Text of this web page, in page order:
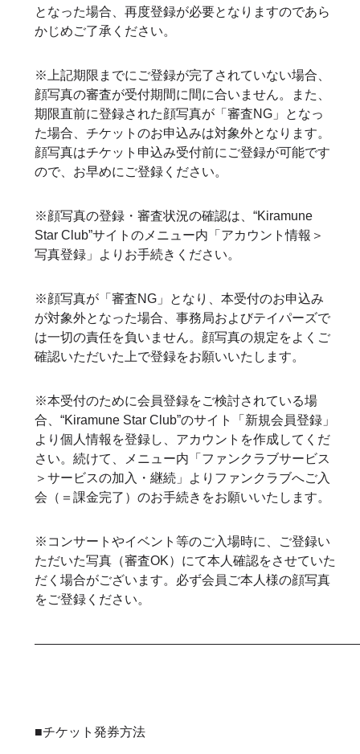
となった場合、再度登録が必要となりますのであら
かじめご了承ください。
※上記期限までにご登録が完了されていない場合、
顔写真の審査が受付期間に間に合いません。また、
期限直前に登録された顔写真が「審査NG」となっ
た場合、チケットのお申込みは対象外となります。
顔写真はチケット申込み受付前にご登録が可能です
ので、お早めにご登録ください。
※顔写真の登録・審査状況の確認は、“Kiramune
Star Club”サイトのメニュー内「アカウント情報＞
写真登録」よりお手続きください。
※顔写真が「審査NG」となり、本受付のお申込み
が対象外となった場合、事務局およびテイパーズで
は一切の責任を負いません。顔写真の規定をよくご
確認いただいた上で登録をお願いいたします。
※本受付のために会員登録をご検討されている場
合、“Kiramune Star Club”のサイト「新規会員登録」
より個人情報を登録し、アカウントを作成してくだ
さい。続けて、メニュー内「ファンクラブサービス
＞サービスの加入・継続」よりファンクラブへご入
会（＝課金完了）のお手続きをお願いいたします。
※コンサートやイベント等のご入場時に、ご登録い
ただいた写真（審査OK）にて本人確認をさせていた
だく場合がございます。必ず会員ご本人様の顔写真
をご登録ください。
■チケット発券方法